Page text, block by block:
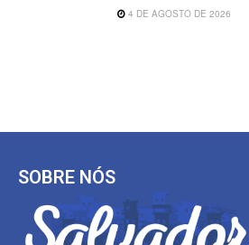
4 DE AGOSTO DE 2026
SOBRE NÓS